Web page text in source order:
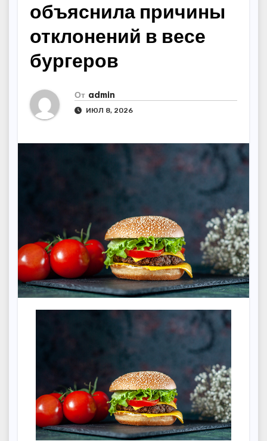
объяснила причины
отклонений в весе
бургеров
От admin
ИЮЛ 8, 2026